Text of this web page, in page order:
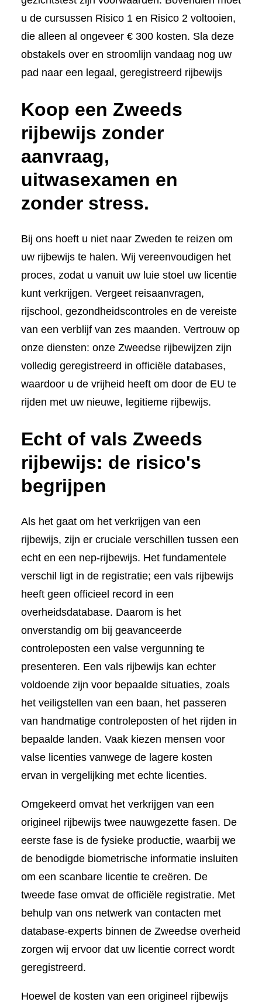
u de cursussen Risico 1 en Risico 2 voltooien,
die alleen al ongeveer € 300 kosten. Sla deze
obstakels over en stroomlijn vandaag nog uw
pad naar een legaal, geregistreerd rijbewijs
Koop een Zweeds
rijbewijs zonder
aanvraag,
uitwasexamen en
zonder stress.
Bij ons hoeft u niet naar Zweden te reizen om
uw rijbewijs te halen. Wij vereenvoudigen het
proces, zodat u vanuit uw luie stoel uw licentie
kunt verkrijgen. Vergeet reisaanvragen,
rijschool, gezondheidscontroles en de vereiste
van een verblijf van zes maanden. Vertrouw op
onze diensten: onze Zweedse rijbewijzen zijn
volledig geregistreerd in officiële databases,
waardoor u de vrijheid heeft om door de EU te
rijden met uw nieuwe, legitieme rijbewijs.
Echt of vals Zweeds
rijbewijs: de risico's
begrijpen
Als het gaat om het verkrijgen van een
rijbewijs, zijn er cruciale verschillen tussen een
echt en een nep-rijbewijs. Het fundamentele
verschil ligt in de registratie; een vals rijbewijs
heeft geen officieel record in een
overheidsdatabase. Daarom is het
onverstandig om bij geavanceerde
controleposten een valse vergunning te
presenteren. Een vals rijbewijs kan echter
voldoende zijn voor bepaalde situaties, zoals
het veiligstellen van een baan, het passeren
van handmatige controleposten of het rijden in
bepaalde landen. Vaak kiezen mensen voor
valse licenties vanwege de lagere kosten
ervan in vergelijking met echte licenties.
Omgekeerd omvat het verkrijgen van een
origineel rijbewijs twee nauwgezette fasen. De
eerste fase is de fysieke productie, waarbij we
de benodigde biometrische informatie insluiten
om een scanbare licentie te creëren. De
tweede fase omvat de officiële registratie. Met
behulp van ons netwerk van contacten met
database-experts binnen de Zweedse overheid
zorgen wij ervoor dat uw licentie correct wordt
geregistreerd.
Hoewel de kosten van een origineel rijbewijs